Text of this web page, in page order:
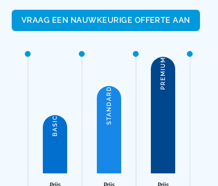
VRAAG EEN NAUWKEURIGE OFFERTE AAN
BASIC
STANDARD
PREMIUM